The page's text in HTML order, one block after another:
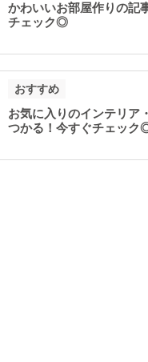
かわいいお部屋作りの記
チェック◎
おすすめ
お気に入りのインテリア
つかる！今すぐチェック